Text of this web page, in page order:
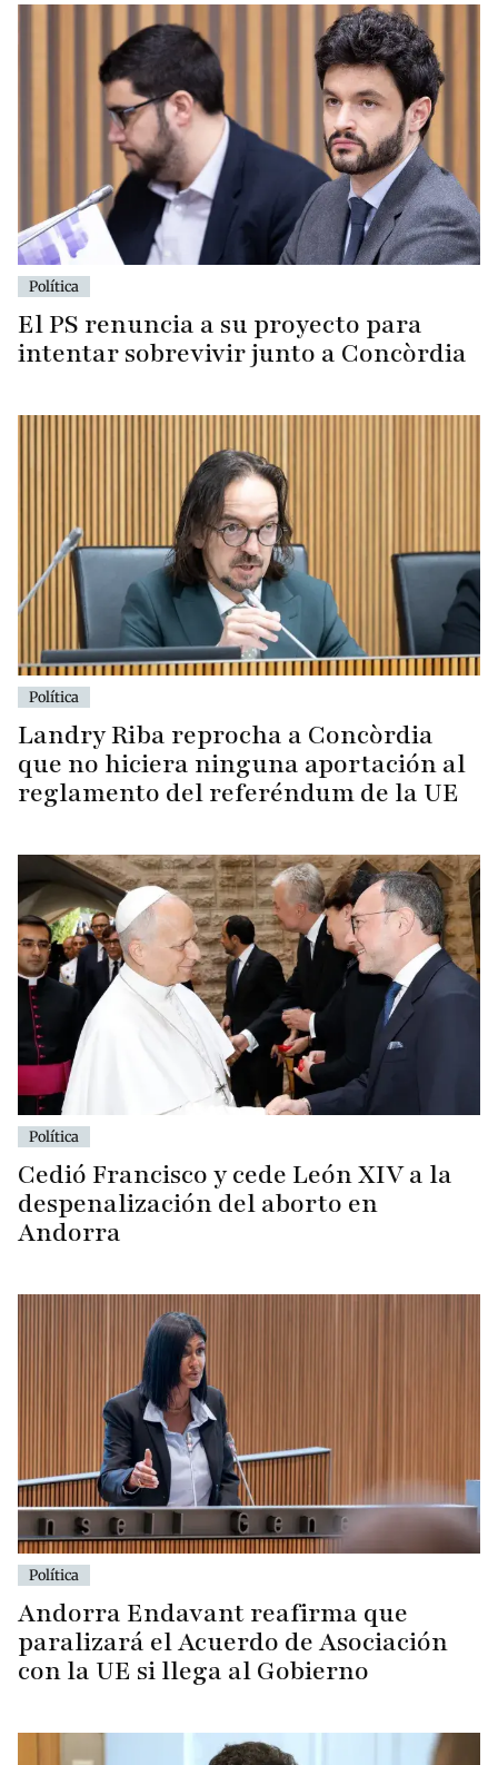
Política
El PS renuncia a su proyecto para
intentar sobrevivir junto a Concòrdia
Política
Landry Riba reprocha a Concòrdia
que no hiciera ninguna aportación al
reglamento del referéndum de la UE
Política
Cedió Francisco y cede León XIV a la
despenalización del aborto en
Andorra
Política
Andorra Endavant reafirma que
paralizará el Acuerdo de Asociación
con la UE si llega al Gobierno